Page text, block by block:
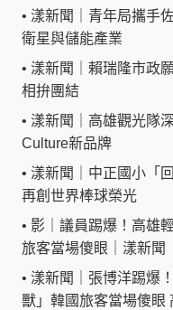
• 漾新聞｜青年局攜手
衛星與儲能產業
• 漾新聞｜賴瑞隆市政
相拚團結
• 漾新聞｜高雄觀光隊
Culture新品牌
• 漾新聞｜中正國小「
再創世界棒球榮光
• 影｜議員踢爆！高雄
旅客當場傻眼｜漾新聞
• 漾新聞｜張博洋踢爆
獸」韓國旅客當場傻眼